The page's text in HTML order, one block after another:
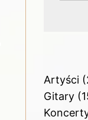
Artyści
Gitary